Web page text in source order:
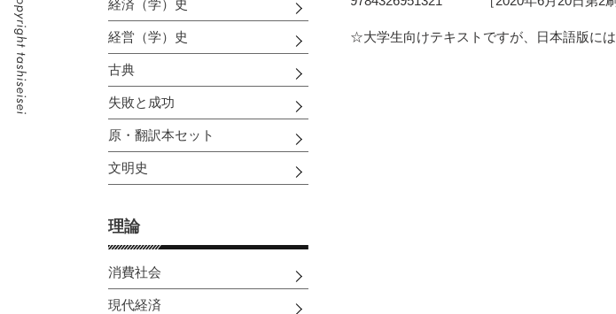
経済（学）史
経営（学）史
古典
失敗と成功
原・翻訳本セット
文明史
理論
消費社会
現代経済
☆大学生向けテキストですが、日本語版に